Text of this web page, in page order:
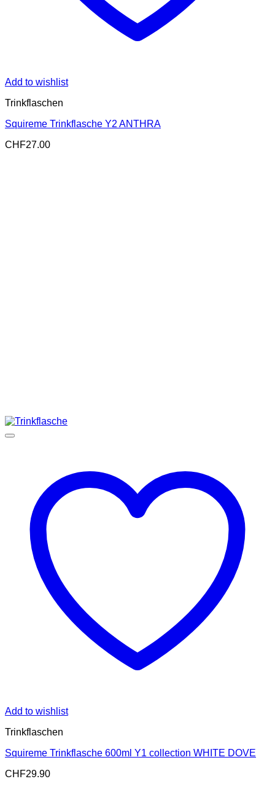
Add to wishlist
Trinkflaschen
Squireme Trinkflasche Y2 ANTHRA
CHF27.00
Add to wishlist
Trinkflaschen
Squireme Trinkflasche 600ml Y1 collection WHITE DOVE
CHF29.90